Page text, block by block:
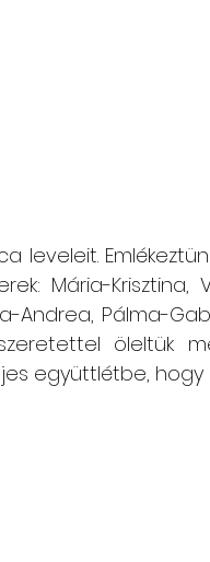
leveleit.
Mária-Krisztina,
Andrea, Pálma-
öleltük
együttlétbe, hogy